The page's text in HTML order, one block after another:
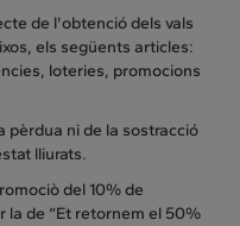
de l'obtenció dels vals
els següents articles:
loteries, promocions
pèrdua ni de la sostracció
lliurats.
del 10% de
la de “Et retornem el 50%